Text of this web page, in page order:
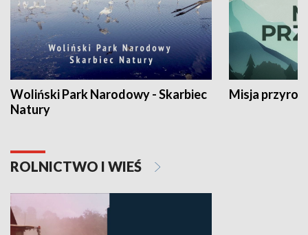
Woliński Park Narodowy - Skarbiec
Natury
Misja
ROLNICTWO I WIEŚ